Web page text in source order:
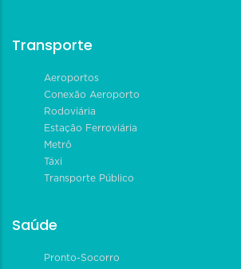
Transporte
Aeroportos
Conexão Aeroporto
Rodoviária
Estação Ferroviária
Metrô
Táxi
Transporte Público
Saúde
Pronto-Socorro